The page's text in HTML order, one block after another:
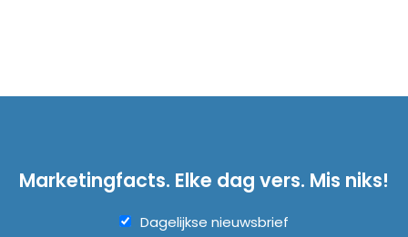
Marketingfacts. Elke dag vers. Mis niks!
Dagelijkse nieuwsbrief